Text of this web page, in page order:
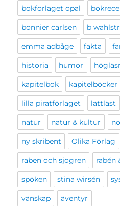
bokförlaget opal
bonnier carlsen b
emma adbåge fakta
historia humor
kapitelbok kapitelböcker
lilla piratförlaget lättläst
natur natur & kultur
ny skribent Olika Förlag
raben och sjögren rabén
spöken stina wirsén
vänskap äventyr